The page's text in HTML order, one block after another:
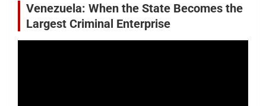
Venezuela: When the State Becomes the
Largest Criminal Enterprise